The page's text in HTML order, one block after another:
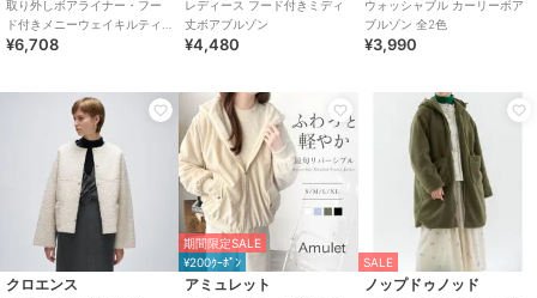
取り外しボアライナー・フー
ド付きメニーウェイキルティ
ング中綿コート [K1153]
¥6,708
レディース フード付きミディ
丈ボアブルゾン
¥4,480
ウォッシャブル カーリーボア
ブルゾン 全2色
¥3,990
クロエンス
期間限定SALE
¥200ｸｰﾎﾟﾝ
アミュレット
SALE
ノップドゥノッド